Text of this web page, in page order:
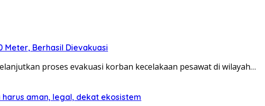
Meter, Berhasil Dievakuasi
proses evakuasi korban kecelakaan pesawat di wilayah…
harus aman, legal, dekat ekosistem